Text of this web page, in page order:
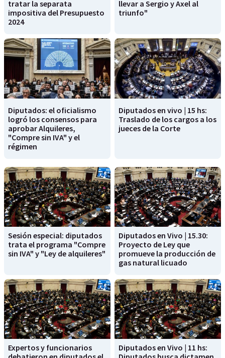
tratar la separata
impositiva del Presupuesto
2024
llevar a Sergio y Axel al
triunfo"
Diputados: el oficialismo
logró los consensos para
aprobar Alquileres,
"Compre sin IVA" y el
régimen
Diputados en vivo | 15 hs:
Traslado de los cargos a los
jueces de la Corte
Sesión especial: diputados
trata el programa "Compre
sin IVA" y "Ley de alquileres"
Diputados en Vivo | 15.30:
Proyecto de Ley que
promueve la producción de
gas natural licuado
Expertos y funcionarios
Diputados en Vivo | 11 hs: